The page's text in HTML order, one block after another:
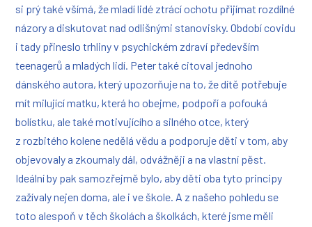
si prý také všímá, že mladí lidé ztrácí ochotu přijímat rozdílné
názory a diskutovat nad odlišnými stanovisky. Období covidu
i tady přineslo trhliny v psychickém zdraví především
teenagerů a mladých lidí. Peter také citoval jednoho
dánského autora, který upozorňuje na to, že dítě potřebuje
mít milující matku, která ho obejme, podpoří a pofouká
bolístku, ale také motivujícího a silného otce, který
z rozbitého kolene nedělá vědu a podporuje děti v tom, aby
objevovaly a zkoumaly dál, odvážněji a na vlastní pěst.
Ideální by pak samozřejmě bylo, aby děti oba tyto principy
zažívaly nejen doma, ale i ve škole. A z našeho pohledu se
toto alespoň v těch školách a školkách, které jsme měli